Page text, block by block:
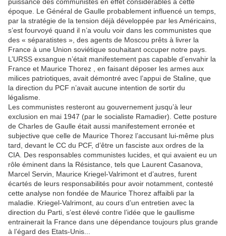
époque. Le Général de Gaulle probablement influencé un temps,
par la stratégie de la tension déjà développée par les Américains,
s’est fourvoyé quand il n’a voulu voir dans les communistes que
des « séparatistes », des agents de Moscou prêts à livrer la
France à une Union soviétique souhaitant occuper notre pays.
L’URSS exsangue n’était manifestement pas capable d’envahir la
France et Maurice Thorez , en faisant déposer les armes aux
milices patriotiques, avait démontré avec l’appui de Staline, que
la direction du PCF n’avait aucune intention de sortir du
légalisme.
Les communistes resteront au gouvernement jusqu’à leur
exclusion en mai 1947 (par le socialiste Ramadier). Cette posture
de Charles de Gaulle était aussi manifestement erronée et
subjective que celle de Maurice Thorez l’accusant lui-même plus
tard, devant le CC du PCF, d’être un fasciste aux ordres de la
CIA. Des responsables communistes lucides, et qui avaient eu un
rôle éminent dans la Résistance, tels que Laurent Casanova,
Marcel Servin, Maurice Kriegel-Valrimont et d’autres, furent
écartés de leurs responsabilités pour avoir notamment, contesté
cette analyse non fondée de Maurice Thorez affaibli par la
maladie. Kriegel-Valrimont, au cours d’un entretien avec la
direction du Parti, s’est élevé contre l’idée que le gaullisme
entrainerait la France dans une dépendance toujours plus grande
à l’égard des Etats-Unis...